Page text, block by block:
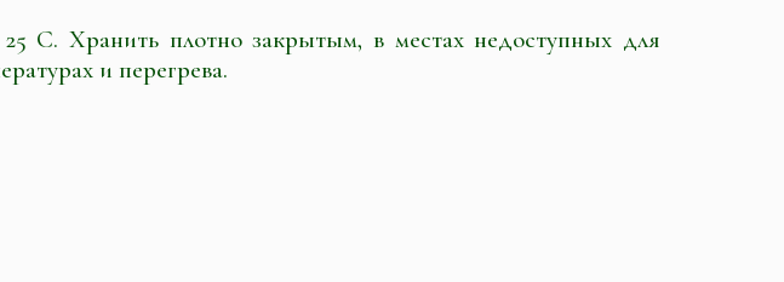
С. Хранить плотно закрытым, в местах недоступных для
и перегрева.